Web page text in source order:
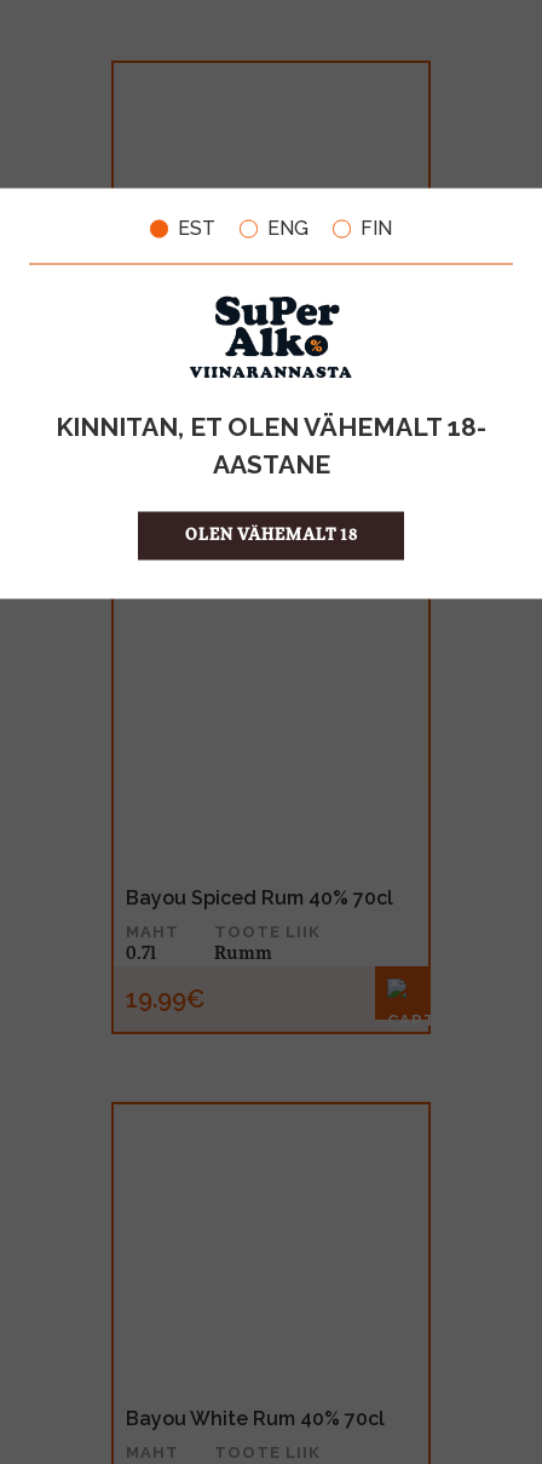
EST ENG FIN
KINNITAN, ET OLEN VÄHEMALT 18-
AASTANE
OLEN VÄHEMALT 18
Bonaparte Cognac 40% 70cl
0.7l
Cognac
Bayou Spiced Rum 40% 70cl
MAHT
0.7l
TOOTE LIIK
Rumm
19.99€
Bayou White Rum 40% 70cl
MAHT
TOOTE LIIK